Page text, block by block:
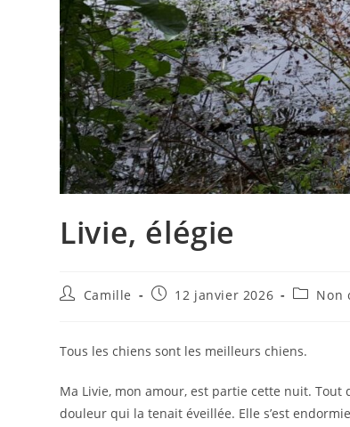
Livie, élégie
Camille 12 janvier 2026 Non
Tous les chiens sont les meilleurs chiens.
Ma Livie, mon amour, est partie cette nuit. Tout
douleur qui la tenait éveillée. Elle s’est